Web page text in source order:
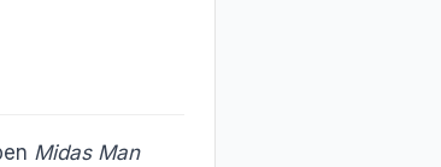
Midas Man